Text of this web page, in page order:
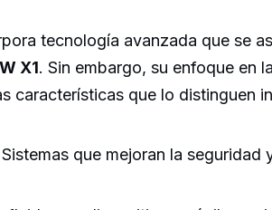
tecnología avanzada que se
X1. Sin embargo, su enfoque en
características que lo distinguen
Sistemas que mejoran la seguridad